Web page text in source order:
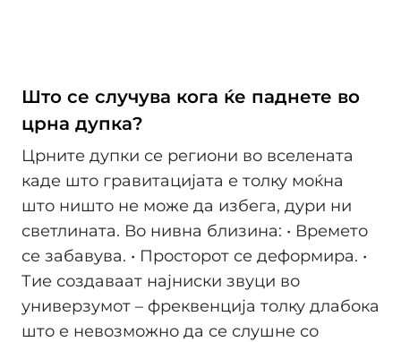
Што се случува кога ќе паднете во
црна дупка?
Црните дупки се региони во вселената
каде што гравитацијата е толку моќна
што ништо не може да избега, дури ни
светлината. Во нивна близина: • Времето
се забавува. • Просторот се деформира. •
Тие создаваат најниски звуци во
универзумот – фреквенција толку длабока
што е невозможно да се слушне со